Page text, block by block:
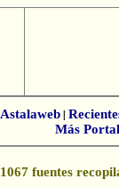
Astalaweb|
Más
1067 fuentes